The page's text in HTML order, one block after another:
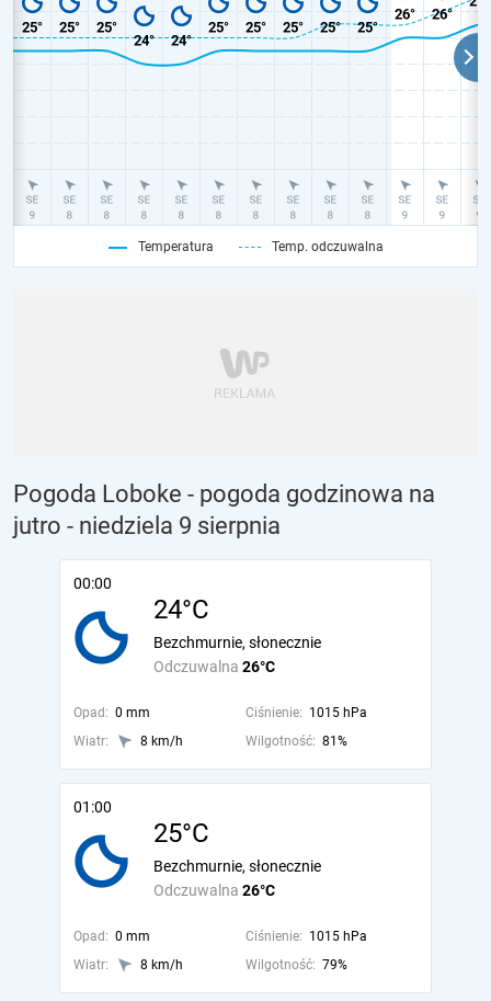
Temperatura Temp. odczuwalna
Pogoda Loboke - pogoda godzinowa na
jutro - niedziela 9 sierpnia
00:00
24°C
Odczuwalna 26°C
Bezchmurnie, słonecznie
Opad: 0 mm Ciśnienie: 1015 hPa
Wiatr:
8 km/h Wilgotność: 81%
01:00
25°C
Odczuwalna 26°C
Bezchmurnie, słonecznie
Opad: 0 mm Ciśnienie: 1015 hPa
Wiatr:
8 km/h Wilgotność: 79%